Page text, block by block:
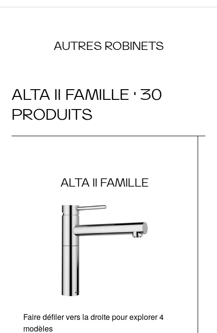
AUTRES ROBINETS
ALTA II FAMILLE · 30
PRODUITS
ALTA II FAMILLE
Faire défiler vers la droite pour explorer 4
modèles